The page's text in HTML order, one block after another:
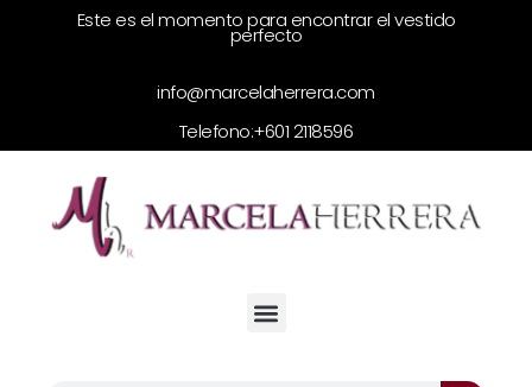
Este es el momento para encontrar el vestido
perfecto
info@marcelaherrera.com
Telefono:+601 2118596